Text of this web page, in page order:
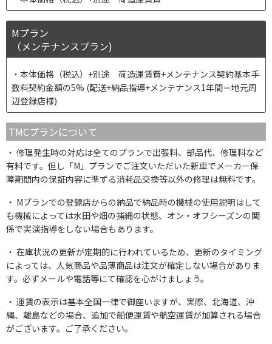
Mプラン
（メンテナンスプラン)
本体価格（税込）+別途 荷造運賃費+メンテナンス契約基本手
数料契約金額の5% (配送+納品指導+メンテナンス1年間＝地元周
辺登録店様)
TMCプランについて
修理発生時の対応は全てのプランで出張料、部品代、修理料など
有料です。但し「M」プランでご注文いただいた新車でメーカー保
障期間内の保証内容に準ずる消耗品交換等以外の修理は無料です。
Mプランでの登録店からの納品で納品時の機械の使用説明はして
も機械によっては水田や畑の捕縄の状態、オン・オフシーズンの関
係で実演指導をしない場合もあります。
在庫状況の更新が定期的に行われているため、更新のタイミング
によっては、人気商品や品薄商品は注文が確定しない場合がありま
す。必ずメールや電話等にて確認を心がけましょう。
運賃の表示は基本全国一律で御座いますが、実際、北海道、沖
縄、離島などの場合、追加で船便運賃や航空運賃が加算される場合
がございます。ご了承ください。